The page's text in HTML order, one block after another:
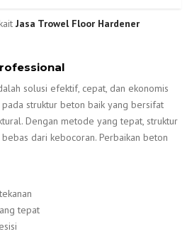
Jasa Trowel Floor Hardener
solusi efektif, cepat, dan ekonomis
struktur beton baik yang bersifat
Dengan metode yang tepat, struktur
dari kebocoran. Perbaikan beton
tepat